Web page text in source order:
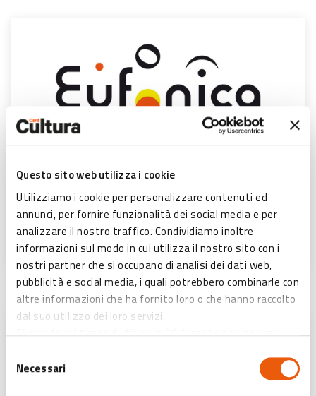
Questo sito web utilizza i cookie
Utilizziamo i cookie per personalizzare contenuti ed
annunci, per fornire funzionalità dei social media e per
analizzare il nostro traffico. Condividiamo inoltre
informazioni sul modo in cui utilizza il nostro sito con i
nostri partner che si occupano di analisi dei dati web,
pubblicità e social media, i quali potrebbero combinarle con
altre informazioni che ha fornito loro o che hanno raccolto
dal suo utilizzo dei loro servizi.
necessari.
delNecessari
Eufonica 2026
Bologna
SCOPRI DI PIÙ